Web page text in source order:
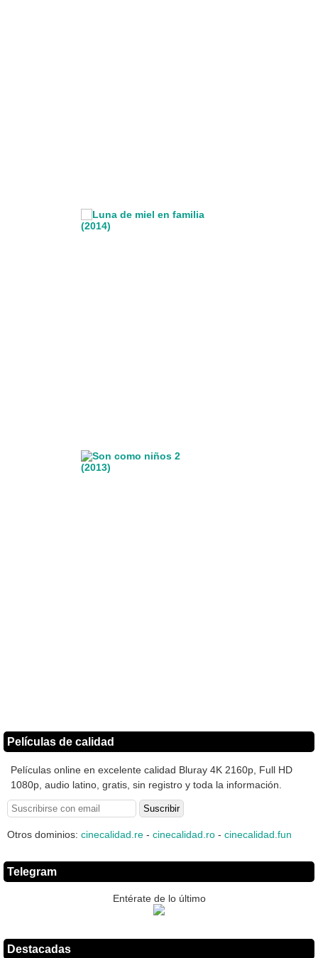
Películas de calidad
Películas online en excelente calidad Bluray 4K 2160p, Full HD
1080p, audio latino, gratis, sin registro y toda la información.
Otros dominios: cinecalidad.re - cinecalidad.ro - cinecalidad.fun
Telegram
Entérate de lo último
Destacadas